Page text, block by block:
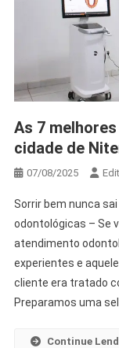
As 7
cidade de
07/08/2025
Sorrir bem nunca
odontológicas – Se
atendimento
experientes e
cliente era tratado
Preparamos uma
Continue